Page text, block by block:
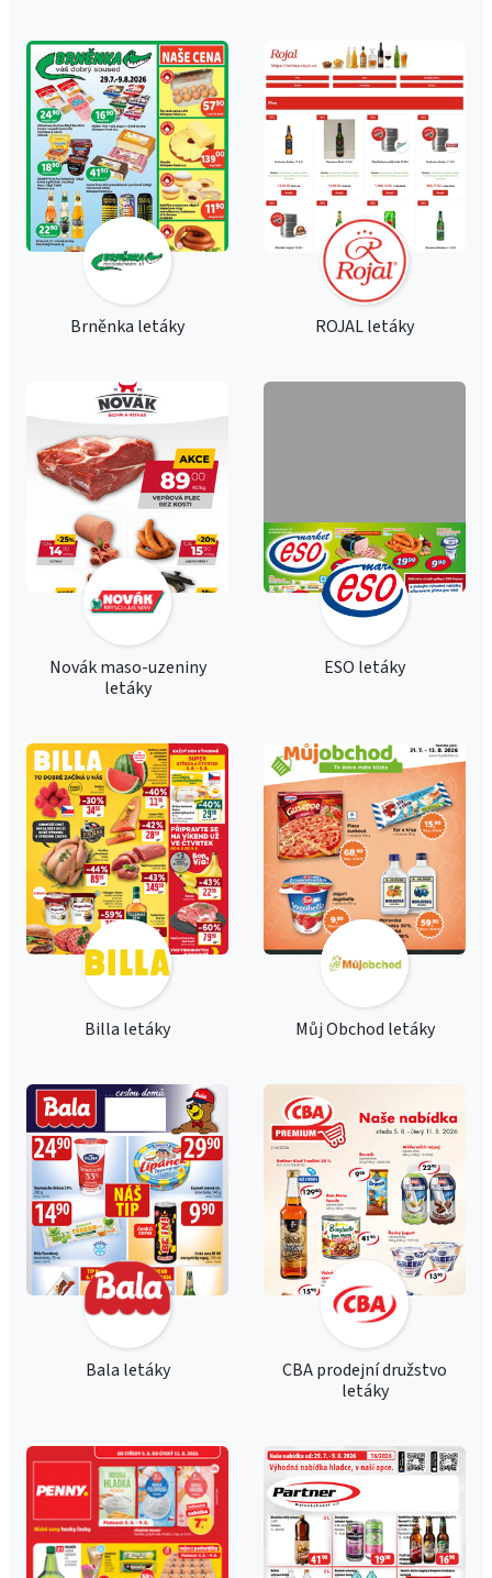
Brněnka letáky ROJAL letáky
Novák maso-uzeniny
letáky
ESO letáky
Billa letáky Můj Obchod letáky
Bala letáky
CBA prodejní družstvo
letáky